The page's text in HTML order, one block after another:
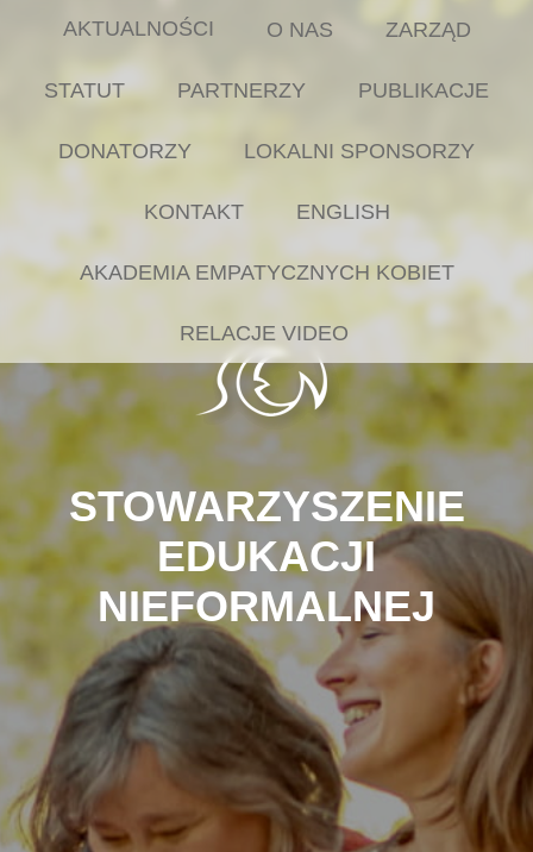
STOWARZYSZENIE
EDUKACJI
NIEFORMALNEJ
AKTUALNOŚCI O NAS ZARZĄD
STATUT PARTNERZY PUBLIKACJE
DONATORZY LOKALNI SPONSORZY
KONTAKT ENGLISH
AKADEMIA EMPATYCZNYCH KOBIET
RELACJE VIDEO